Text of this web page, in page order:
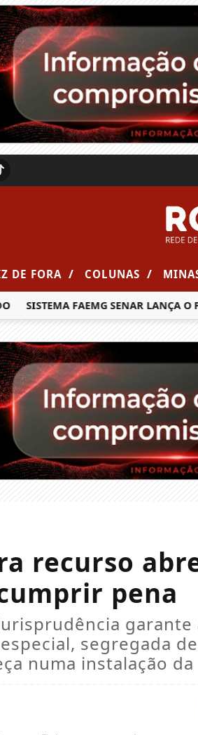
DE FORA / COLUNAS /
SISTEMA FAEMG SENAR LANÇA O
recurso
pena
segregada
numa instalação da